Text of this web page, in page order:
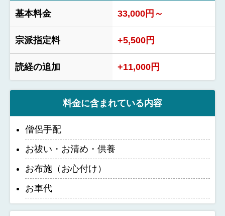
基本料金 33,000円～
宗派指定料 +5,500円
読経の追加 +11,000円
料金に含まれている内容
僧侶手配
お祓い・お清め・供養
お布施（お心付け）
お車代